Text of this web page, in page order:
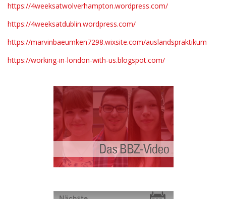
https://4weeksatwolverhampton.wordpress.com/
https://4weeksatdublin.wordpress.com/
https://marvinbaeumken7298.wixsite.com/auslandspraktikum
https://working-in-london-with-us.blogspot.com/